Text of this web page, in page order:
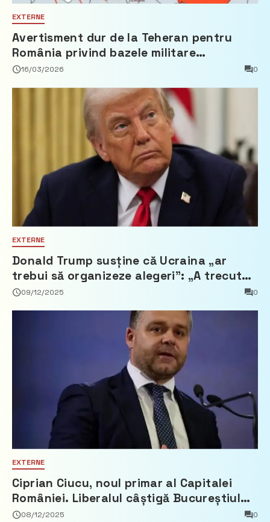
EXTERNE
Avertisment dur de la Teheran pentru
România privind bazele militare
americane: “O astfel de decizie ar
agresiune militară și ar atrage
responsabilitate internațională”
16/03/2026 0
EXTERNE
Donald Trump susține că Ucraina „ar
trebui să organizeze alegeri”: „A trecut
mult timp… nu mai e democrație”
09/12/2025 0
EXTERNE
Ciprian Ciucu, noul primar al Capitalei
României. Liberalul câștigă Bucureștiul
cu peste 36% din voturi
08/12/2025 0